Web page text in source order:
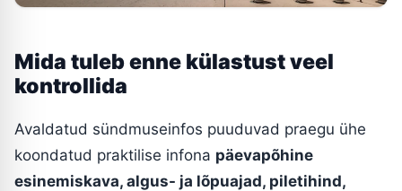
Mida tuleb enne külastust veel
kontrollida
Avaldatud sündmuseinfos puuduvad praegu ühe
koondatud praktilise infona päevapõhine
esinemiskava, algus- ja lõpuajad, piletihind,